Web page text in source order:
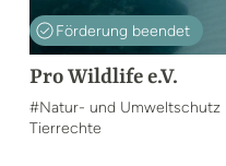
Förderung beendet
Pro Wildlife e.V.
#Natur- und Umweltschutz
Tierrechte